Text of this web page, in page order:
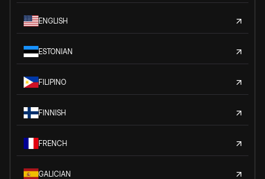
ENGLISH
ESTONIAN
FILIPINO
FINNISH
FRENCH
GALICIAN